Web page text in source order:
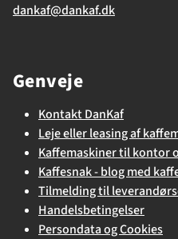
dankaf@dankaf.dk
Genveje
Kontakt DanKaf
Leje eller leasing af
Kaffemaskiner til kontor
Kaffesnak - blog med
Tilmelding til
Handelsbetingelser
Persondata og Cookies